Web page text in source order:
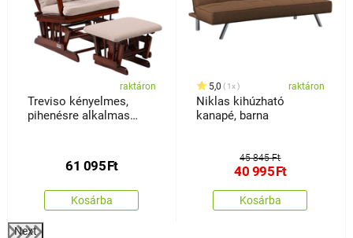
raktáron
Treviso kényelmes,
pihenésre alkalmas
61 095Ft
Kosárba
5,0 1x raktáron
Niklas kihúzható
kanapé, barna
45 845 Ft
40 995Ft
Kosárba
Next